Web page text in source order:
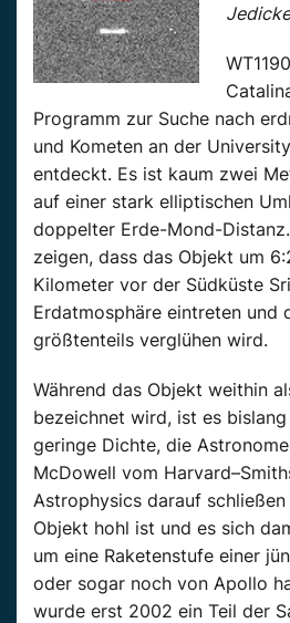
Programm zur Suche nach
und Kometen an der
entdeckt. Es ist kaum zwei
auf einer stark elliptischen
doppelter Erde-Mond-
zeigen, dass das Objekt um
Kilometer vor der Südküste
Erdatmosphäre eintreten und
größtenteils verglühen wird.
Während das Objekt weithin
bezeichnet wird, ist es
geringe Dichte, die
McDowell vom
Astrophysics darauf schließen
Objekt hohl ist und es sich
um eine Raketenstufe einer
oder sogar noch von Apollo
wurde erst 2002 ein Teil der